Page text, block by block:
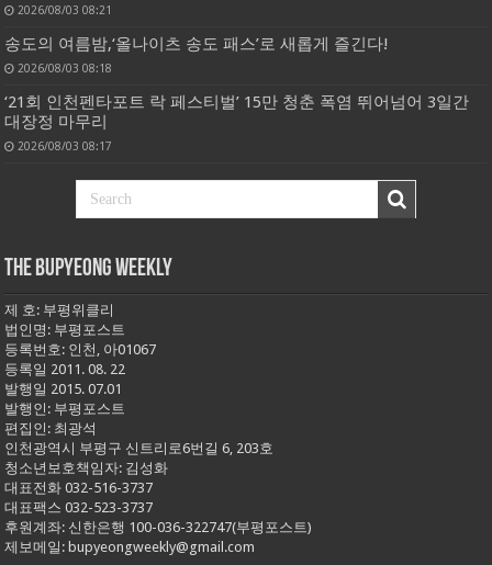
2026/08/03 08:21
송도의 여름밤,‘올나이츠 송도 패스’로 새롭게 즐긴다!
2026/08/03 08:18
‘21회 인천펜타포트 락 페스티벌’ 15만 청춘 폭염 뛰어넘어 3일간
대장정 마무리
2026/08/03 08:17
THE BUPYEONG WEEKLY
제 호: 부평위클리
법인명: 부평포스트
등록번호: 인천, 아01067
등록일 2011. 08. 22
발행일 2015. 07.01
발행인: 부평포스트
편집인: 최광석
인천광역시 부평구 신트리로6번길 6, 203호
청소년보호책임자: 김성화
대표전화 032-516-3737
대표팩스 032-523-3737
후원계좌: 신한은행 100-036-322747(부평포스트)
제보메일: bupyeongweekly@gmail.com